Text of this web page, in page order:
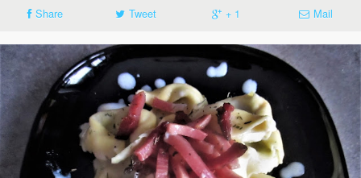
Share Tweet + 1 Mail